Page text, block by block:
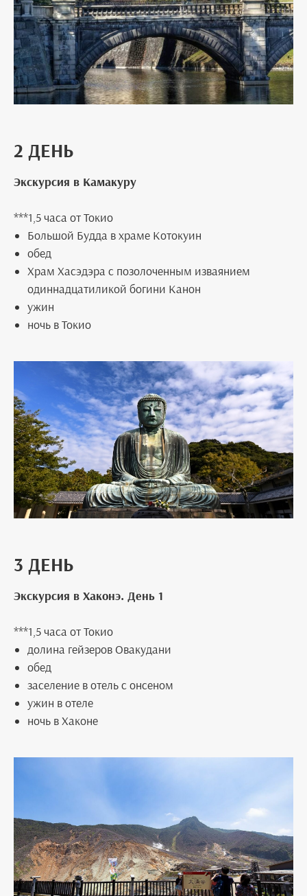
2 ДЕНЬ
Экскурсия в Камакуру
***1,5 часа от Токио
Большой Будда в храме Котокуин
обед
Храм Хасэдэра с позолоченным изваянием
одиннадцатиликой богини Канон
ужин
ночь в Токио
3 ДЕНЬ
Экскурсия в Хаконэ. День 1
***1,5 часа от Токио
долина гейзеров Овакудани
обед
заселение в отель с онсеном
ужин в отеле
ночь в Хаконе